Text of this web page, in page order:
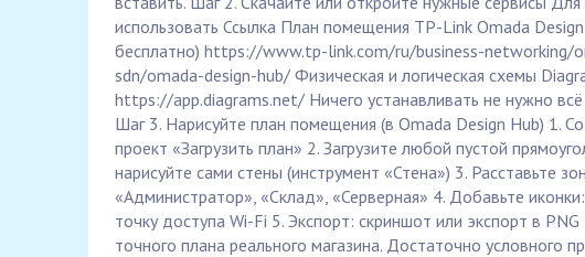
использовать Ссылка План помещения TP-Link Omada
бесплатно) https://www.tp-link.com/ru/business-networking/
sdn/omada-design-hub/ Физическая и логическая схемы
https://app.diagrams.net/ Ничего устанавливать не нужно всё
Шаг 3. Нарисуйте план помещения (в Omada Design Hub) 1.
проект «Загрузить план» 2. Загрузите любой пустой
нарисуйте сами стены (инструмент «Стена») 3. Расставьте
«Администратор», «Склад», «Серверная» 4. Добавьте
точку доступа Wi-Fi 5. Экспорт: скриншот или экспорт в
точного плана реального магазина. Достаточно условного